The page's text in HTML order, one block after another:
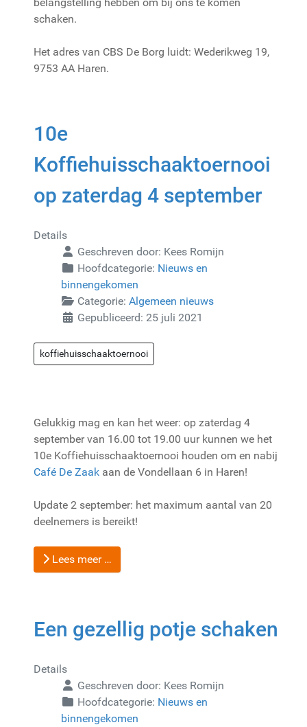
schaken.
Het adres van CBS De Borg luidt: Wederikweg 19,
9753 AA Haren.
10e
Koffiehuisschaaktoernooi
op zaterdag 4 september
Details
Geschreven door: Kees Romijn
Hoofdcategorie: Nieuws en
binnengekomen
Categorie: Algemeen nieuws
Gepubliceerd: 25 juli 2021
koffiehuisschaaktoernooi
Gelukkig mag en kan het weer: op zaterdag 4
september van 16.00 tot 19.00 uur kunnen we het
10e Koffiehuisschaaktoernooi houden om en nabij
Café De Zaak aan de Vondellaan 6 in Haren!
Update 2 september: het maximum aantal van 20
deelnemers is bereikt!
Lees meer …
Een gezellig potje schaken
Details
Geschreven door: Kees Romijn
Hoofdcategorie: Nieuws en
binnengekomen